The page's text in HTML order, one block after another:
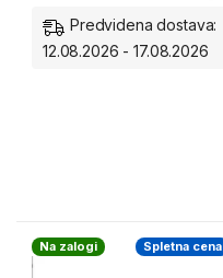
Predvidena dostava:
12.08.2026 - 17.08.2026
Na zalogi Spletna cena